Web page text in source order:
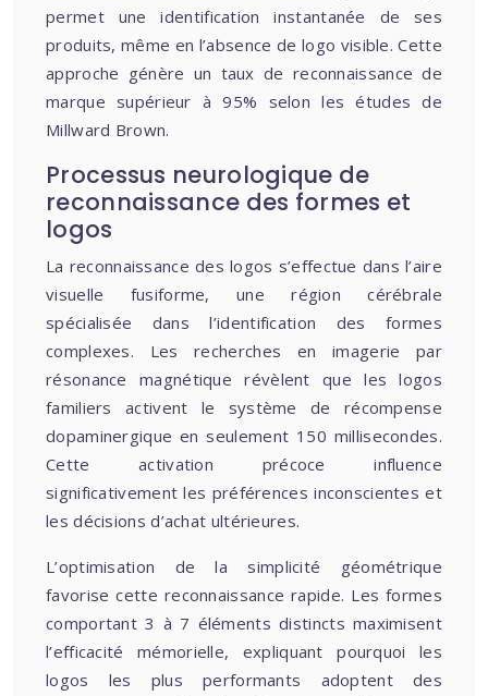
permet une identification instantanée de ses
produits, même en l’absence de logo visible. Cette
approche génère un taux de reconnaissance de
marque supérieur à 95% selon les études de
Millward Brown.
Processus neurologique de
reconnaissance des formes et
logos
La reconnaissance des logos s’effectue dans l’aire
visuelle fusiforme, une région cérébrale
spécialisée dans l’identification des formes
complexes. Les recherches en imagerie par
résonance magnétique révèlent que les logos
familiers activent le système de récompense
dopaminergique en seulement 150 millisecondes.
Cette activation précoce influence
significativement les préférences inconscientes et
les décisions d’achat ultérieures.
L’optimisation de la simplicité géométrique
favorise cette reconnaissance rapide. Les formes
comportant 3 à 7 éléments distincts maximisent
l’efficacité mémorielle, expliquant pourquoi les
logos les plus performants adoptent des